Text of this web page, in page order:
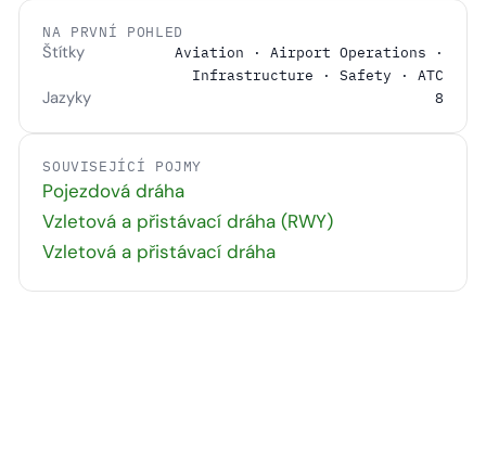
NA PRVNÍ POHLED
Štítky
Aviation · Airport Operations ·
Infrastructure · Safety · ATC
Jazyky 8
SOUVISEJÍCÍ POJMY
Pojezdová dráha
Vzletová a přistávací dráha (RWY)
Vzletová a přistávací dráha